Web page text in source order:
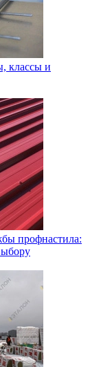
классы и
профнастила: